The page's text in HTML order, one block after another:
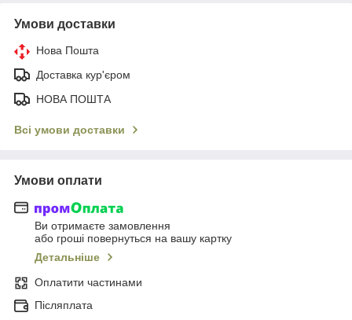
Умови доставки
Нова Пошта
Доставка кур'єром
НОВА ПОШТА
Всі умови доставки
Умови оплати
Ви отримаєте замовлення
або гроші повернуться на вашу картку
Детальніше
Оплатити частинами
Післяплата